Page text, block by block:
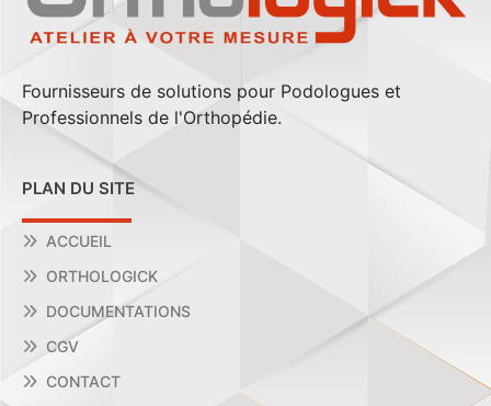
Fournisseurs de solutions pour Podologues et
Professionnels de l'Orthopédie.
PLAN DU SITE
ACCUEIL
ORTHOLOGICK
DOCUMENTATIONS
CGV
CONTACT